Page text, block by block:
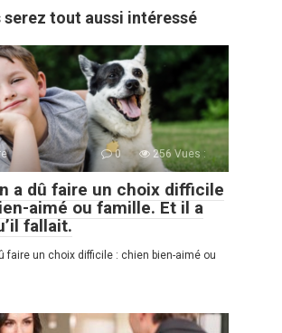
serez tout aussi intéressé
0 256 Vues :
a dû faire un choix difficile
aimé ou famille. Et il a
fallait.
faire un choix difficile : chien bien-aimé ou